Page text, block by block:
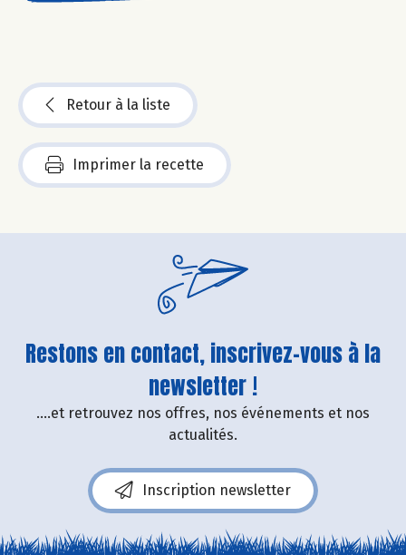
Retour à la liste
Imprimer la recette
Restons en contact, inscrivez-vous à la
newsletter !
....et retrouvez nos offres, nos événements et nos
actualités.
Inscription newsletter